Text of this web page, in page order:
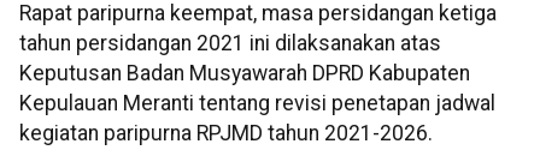
Rapat paripurna keempat, masa persidangan ketiga
tahun persidangan 2021 ini dilaksanakan atas
Keputusan Badan Musyawarah DPRD Kabupaten
Kepulauan Meranti tentang revisi penetapan jadwal
kegiatan paripurna RPJMD tahun 2021-2026.